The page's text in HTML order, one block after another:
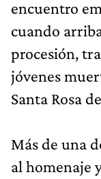
encuentro
cuando
procesión,
jóvenes
Santa Rosa
Más de una
al homenaje